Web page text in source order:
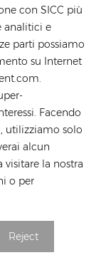
con SICC più
analitici e
parti possiamo
su Internet
Facendo
utilizziamo solo
alcun
la nostra
o per
Reject
Yuen
7,